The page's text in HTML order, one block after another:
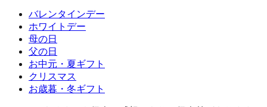
バレンタインデー
ホワイトデー
母の日
父の日
お中元・夏ギフト
クリスマス
お歳暮・冬ギフト